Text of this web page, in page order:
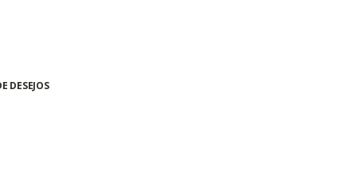
DESEJOS